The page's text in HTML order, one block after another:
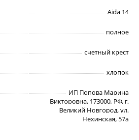
Aida 14
полное
счетный крест
хлопок
ИП Попова Марина
Викторовна, 173000, РФ, г.
Великий Новгород, ул.
Нехинская, 57а